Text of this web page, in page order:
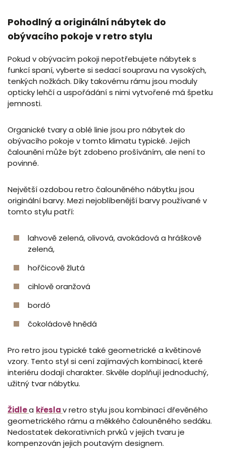
Pohodlný a originální nábytek do
obývacího pokoje v retro stylu
Pokud v obývacím pokoji nepotřebujete nábytek s
funkcí spaní, vyberte si sedací soupravu na vysokých,
tenkých nožkách. Díky takovému rámu jsou moduly
opticky lehčí a uspořádání s nimi vytvořené má špetku
jemnosti.
Organické tvary a oblé linie jsou pro nábytek do
obývacího pokoje v tomto klimatu typické. Jejich
čalounění může být zdobeno prošíváním, ale není to
povinné.
Největší ozdobou retro čalouněného nábytku jsou
originální barvy. Mezi nejoblíbenější barvy používané v
tomto stylu patří:
lahvově zelená, olivová, avokádová a hráškově
zelená,
hořčicově žlutá
cihlově oranžová
bordó
čokoládově hnědá
Pro retro jsou typické také geometrické a květinové
vzory. Tento styl si cení zajímavých kombinací, které
interiéru dodají charakter. Skvěle doplňují jednoduchý,
užitný tvar nábytku.
Židlea křeslav retro stylu jsou kombinací dřevěného
geometrického rámu a měkkého čalouněného sedáku.
Nedostatek dekorativních prvků v jejich tvaru je
kompenzován jejich poutavým designem.